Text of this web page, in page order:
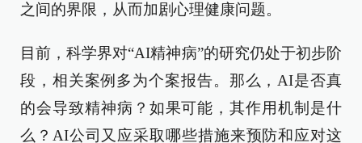
之间的界限，从而加剧心理健康问题。
目前，科学界对“AI精神病”的研究仍处于初步阶
段，相关案例多为个案报告。那么，AI是否真
的会导致精神病？如果可能，其作用机制是什
么？AI公司又应采取哪些措施来预防和应对这